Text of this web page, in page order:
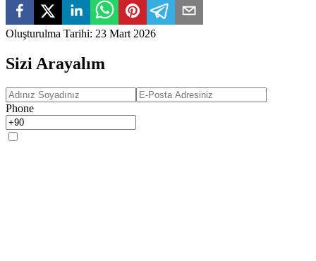
Oluşturulma Tarihi: 23 Mart 2026
Sizi Arayalım
Phone